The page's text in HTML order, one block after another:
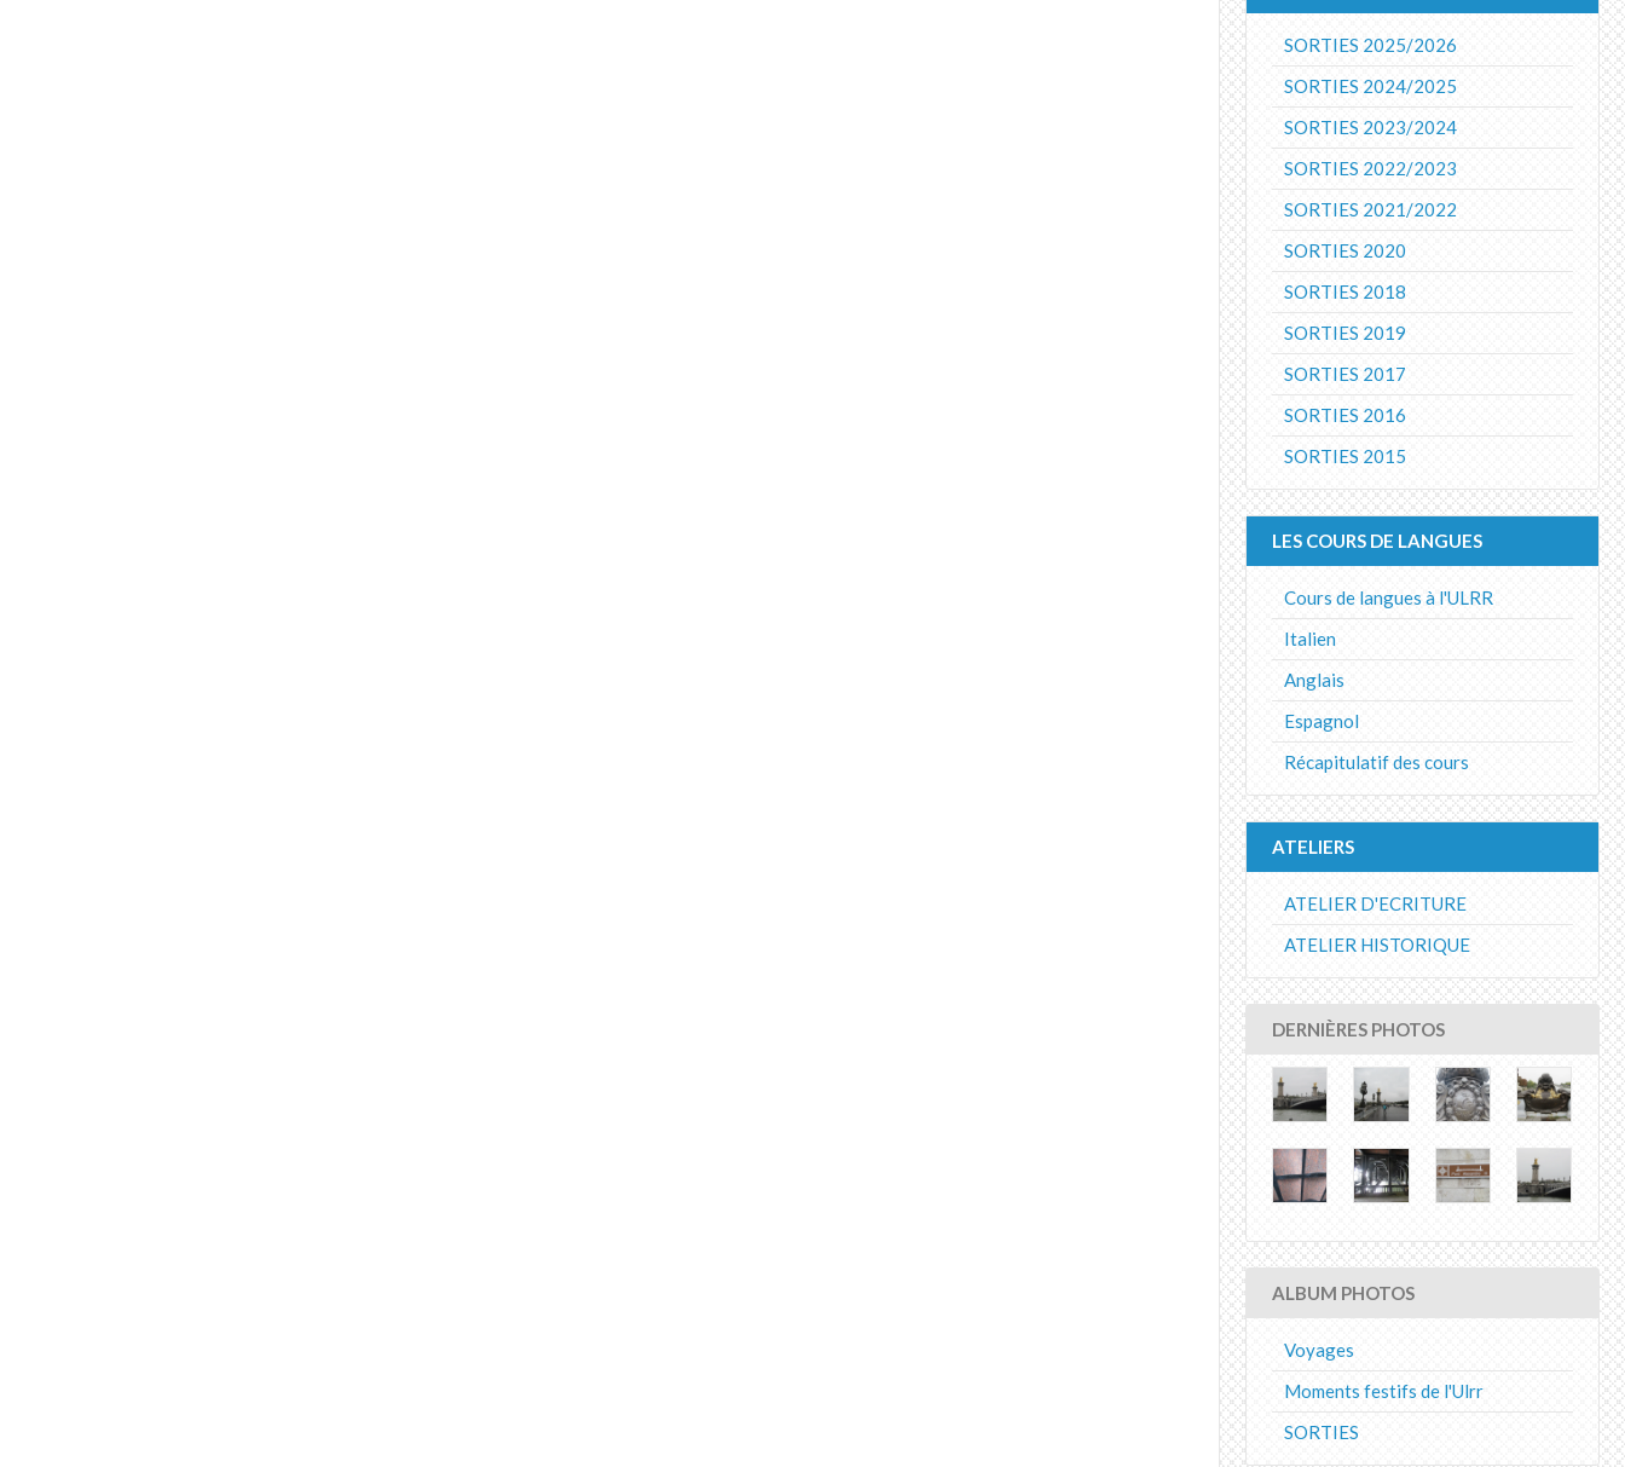
SORTIES 2025/2026
SORTIES 2024/2025
SORTIES 2023/2024
SORTIES 2022/2023
SORTIES 2021/2022
SORTIES 2020
SORTIES 2018
SORTIES 2019
SORTIES 2017
SORTIES 2016
SORTIES 2015
LES COURS DE LANGUES
Cours de langues à l'ULRR
Italien
Anglais
Espagnol
Récapitulatif des cours
ATELIERS
ATELIER D'ECRITURE
ATELIER HISTORIQUE
DERNIÈRES PHOTOS
ALBUM PHOTOS
Voyages
Moments festifs de l'Ulrr
SORTIES